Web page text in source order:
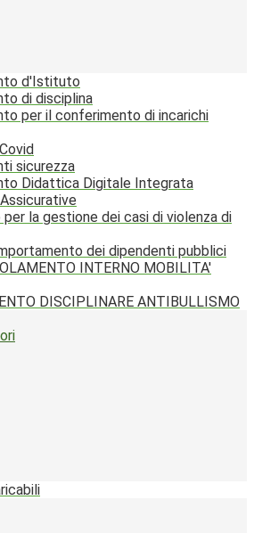
d'Istituto
di disciplina
per il conferimento di incarichi
sicurezza
Didattica Digitale Integrata
la gestione dei casi di violenza di
dei dipendenti pubblici
INTERNO MOBILITA'
DISCIPLINARE ANTIBULLISMO